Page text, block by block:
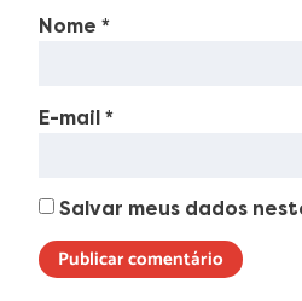
Nome *
E-mail *
Salvar meus dados